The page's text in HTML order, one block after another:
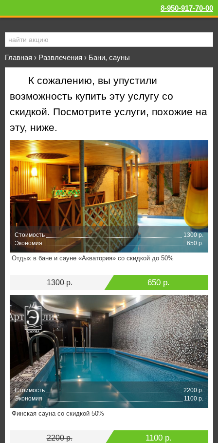
8-950-917-70-00
Главная › Развлечения › Бани, сауны
К сожалению, вы упустили
возможность купить эту услугу со
скидкой. Посмотрите услуги, похожие на
эту, ниже.
Стоимость
1300 р.
Экономия
650 р.
Отдых в бане и сауне «Акватория» со скидкой до 50%
1300 р. 650 р.
Стоимость
2200 р.
Экономия
1100 р.
Финская сауна со скидкой 50%
2200 р. 1100 р.